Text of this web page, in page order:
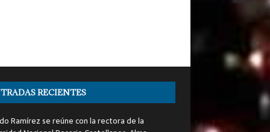
RECIENTES
Ramírez se reúne con la rectora de la